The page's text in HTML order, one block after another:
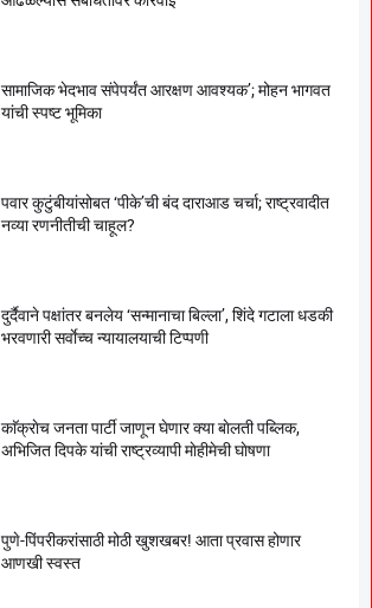
सामाजिक भेदभाव संपेपर्यंत आरक्षण आवश्यक’; मोहन भागवत
यांची स्पष्ट भूमिका
पवार कुटुंबीयांसोबत ‘पीके’ची बंद दाराआड चर्चा; राष्ट्रवादीत
नव्या रणनीतीची चाहूल?
दुर्दैवाने पक्षांतर बनलेय ‘सन्मानाचा बिल्ला’, शिंदे गटाला धडकी
भरवणारी सर्वाेच्च न्यायालयाची टिप्पणी
काॅक्राेच जनता पार्टी जाणून घेणार क्या बाेलती पब्लिक,
अभिजित दिपके यांची राष्ट्रव्यापी माेहीमेची घाेषणा
पुणे-पिंपरीकरांसाठी मोठी खुशखबर! आता प्रवास होणार
आणखी स्वस्त